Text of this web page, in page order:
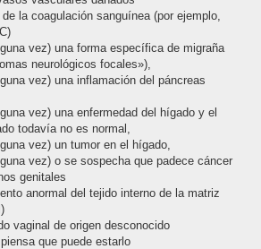
la coagulación sanguínea (por ejemplo,
vez) una forma específica de migraña
neurológicos focales»),
vez) una inflamación del páncreas
vez) una enfermedad del hígado y el
todavía no es normal,
vez) un tumor en el hígado,
vez) o se sospecha que padece cáncer
genitales
anormal del tejido interno de la matriz
vaginal de origen desconocido
que puede estarlo